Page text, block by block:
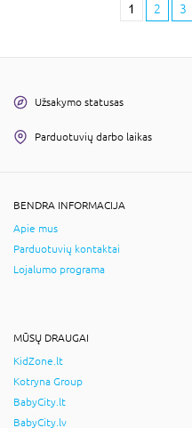
1 2 3
Užsakymo statusas
Parduotuvių darbo laikas
BENDRA INFORMACIJA
Apie mus
Parduotuvių kontaktai
Lojalumo programa
MŪSŲ DRAUGAI
KidZone.lt
Kotryna Group
BabyCity.lt
BabyCity.lv